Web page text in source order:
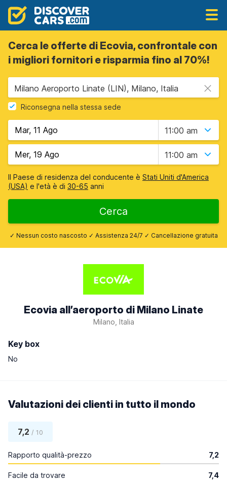
Cerca le offerte di Ecovia, confrontale con
i migliori fornitori e risparmia fino al 70%!
Milano Aeroporto Linate (LIN), Milano, Italia
Riconsegna nella stessa sede
11:00 am
11:00 am
Il Paese di residenza del conducente è Stati Uniti d'America
(USA) e l'età è di 30-65 anni
Cerca
✓ Nessun costo nascosto ✓ Assistenza 24/7 ✓ Cancellazione gratuita
Ecovia all’aeroporto di Milano Linate
Milano, Italia
Key box
No
Valutazioni dei clienti in tutto il mondo
7,2 / 10
Rapporto qualità-prezzo 7,2
Facile da trovare 7,4